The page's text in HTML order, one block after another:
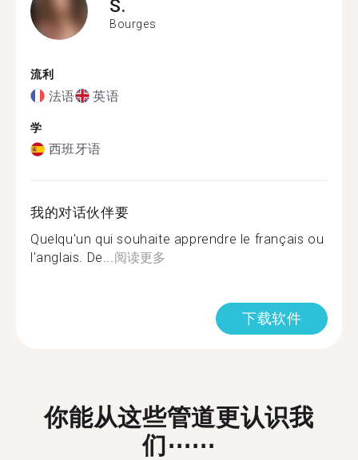
S.
Bourges
流利
法语 英语
学
西班牙语
我的对话伙伴要
Quelqu'un qui souhaite apprendre le français ou
l'anglais. De...阅读更多
下载软件
你能从这些管道更认识我
们⋯⋯